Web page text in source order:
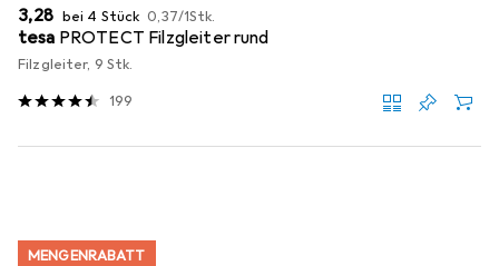
EUR
3,28 bei 4 Stück EUR
0,37/1Stk.
tesa PROTECT Filzgleiter rund
Filzgleiter, 9 Stk.
199
MENGENRABATT